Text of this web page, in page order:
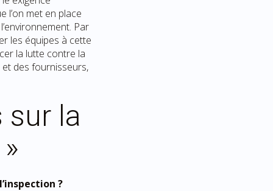
l’on met en place
Par
les équipes à cette
la lutte contre la
des fournisseurs,
sur la
?